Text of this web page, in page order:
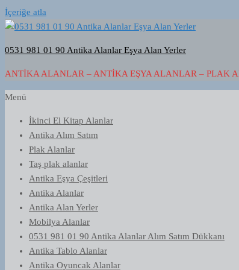
İçeriğe atla
0531 981 01 90 Antika Alanlar Eşya Alan Yerler
ANTIKA ALANLAR – ANTIKA EŞYA ALANLAR – PLAK
Menü
İkinci El Kitap Alanlar
Antika Alım Satım
Plak Alanlar
Taş plak alanlar
Antika Eşya Çeşitleri
Antika Alanlar
Antika Alan Yerler
Mobilya Alanlar
0531 981 01 90 Antika Alanlar Alım Satım Dükkanı
Antika Tablo Alanlar
Antika Oyuncak Alanlar